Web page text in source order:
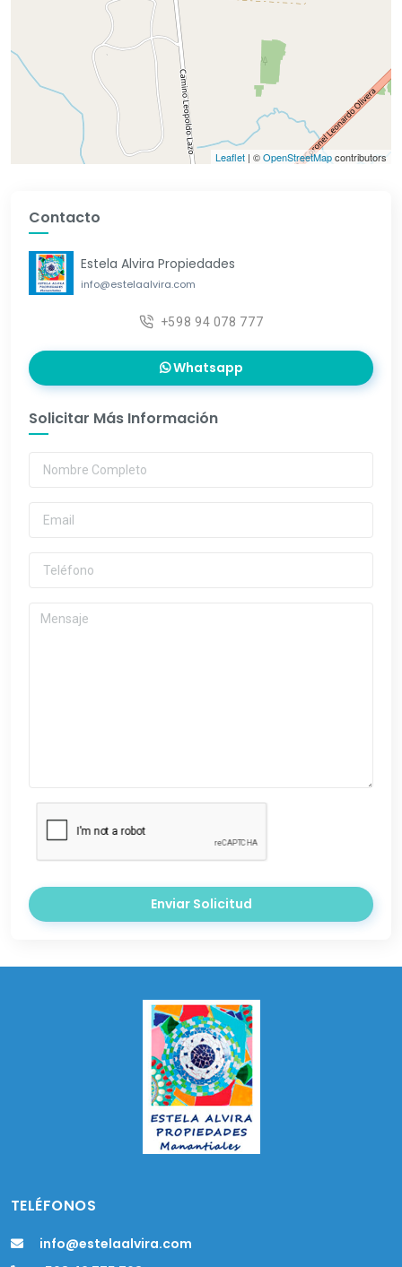
Leaflet | ©OpenStreetMapcontributors
Contacto
Estela Alvira Propiedades
info@estelaalvira.com
+598 94 078 777
Whatsapp
Solicitar Más Información
Enviar Solicitud
TELÉFONOS
info@estelaalvira.com